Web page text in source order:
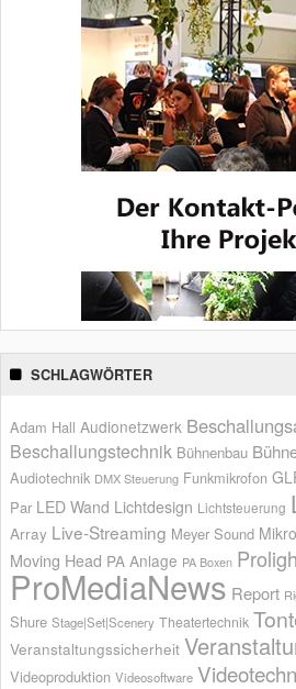
SCHLAGWÖRTER
Adam Hall Audionetzwerk
Beschallungstechnik Bühnenbau
Audiotechnik DMX Steuerung Funkmikrofon
Par LED Wand Lichtdesign Lichtsteuerung
Array Live-Streaming Meyer Sound
Moving Head PA Anlage PA Boxen
ProMediaNews Report
Shure Stage|Set|Scenery Theatertechnik
Veranstaltungssicherheit
Videoproduktion Videosoftware